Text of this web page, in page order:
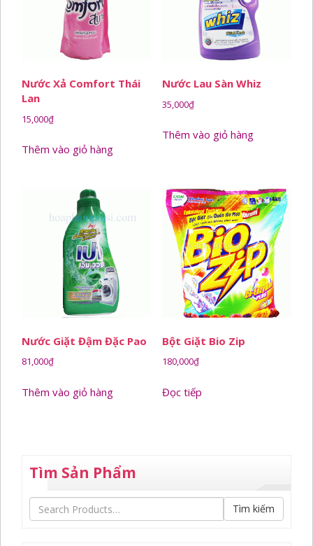
Nước Xả Comfort Thái
Lan
15,000₫
Thêm vào giỏ hàng
Nước Lau Sàn Whiz
35,000₫
Thêm vào giỏ hàng
Nước Giặt Đậm Đặc Pao
81,000₫
Thêm vào giỏ hàng
Bột Giặt Bio Zip
180,000₫
Đọc tiếp
Tìm Sản Phẩm
Tìm kiếm